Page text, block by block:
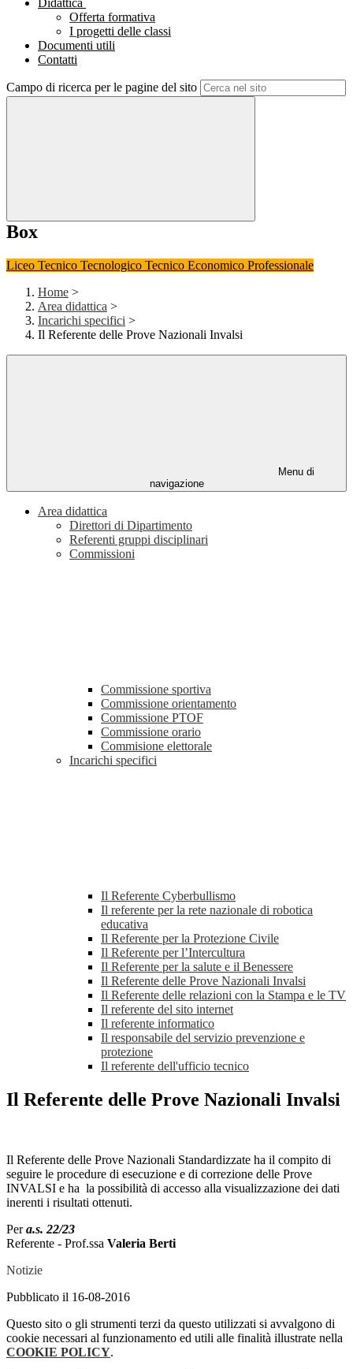
Didattica
Offerta formativa
I progetti delle classi
Documenti utili
Contatti
Campo di ricerca per le pagine del sito
Box
Liceo Tecnico Tecnologico Tecnico Economico Professionale
Home >
Area didattica >
Incarichi specifici >
Il Referente delle Prove Nazionali Invalsi
Menu di
navigazione
Area didattica
Direttori di Dipartimento
Referenti gruppi disciplinari
Commissioni
Commissione sportiva
Commissione orientamento
Commissione PTOF
Commissione orario
Commisione elettorale
Incarichi specifici
Il Referente Cyberbullismo
Il referente per la rete nazionale di robotica
educativa
Il Referente per la Protezione Civile
Il Referente per l’Intercultura
Il Referente per la salute e il Benessere
Il Referente delle Prove Nazionali Invalsi
Il Referente delle relazioni con la Stampa e le TV
Il referente del sito internet
Il referente informatico
Il responsabile del servizio prevenzione e
protezione
Il referente dell'ufficio tecnico
Il Referente delle Prove Nazionali Invalsi
Il Referente delle Prove Nazionali Standardizzate ha il compito di
seguire le procedure di esecuzione e di correzione delle Prove
INVALSI e ha la possibilità di accesso alla visualizzazione dei dati
inerenti i risultati ottenuti.
Pera.s. 22/23
Referente - Prof.ssa Valeria Berti
Notizie
Pubblicato il 16-08-2016
Questo sito o gli strumenti terzi da questo utilizzati si avvalgono di
cookie necessari al funzionamento ed utili alle finalità illustrate nella
COOKIE POLICY.